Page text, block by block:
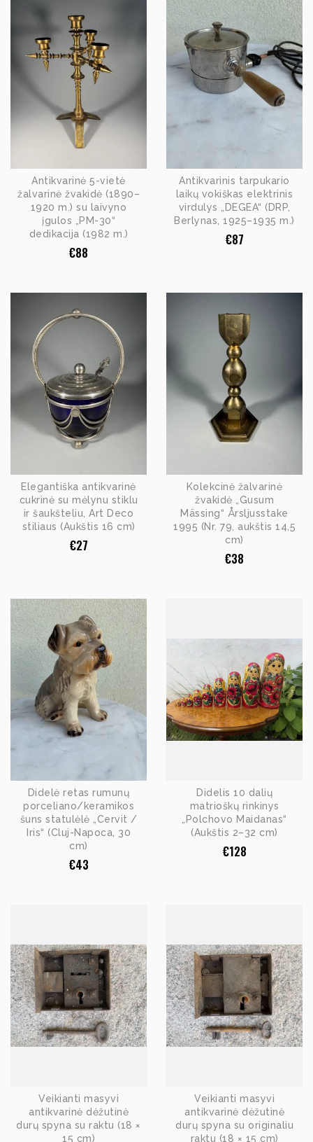
Antikvarinė 5-vietė
žalvarinė žvakidė (1890–
1920 m.) su laivyno
įgulos „PM-30“
dedikacija (1982 m.)
€88
Antikvarinis tarpukario
laikų vokiškas elektrinis
virdulys „DEGEA“ (DRP,
Berlynas, 1925–1935 m.)
€87
Elegantiška antikvarinė
cukrinė su mėlynu stiklu
ir šaukšteliu, Art Deco
stiliaus (Aukštis 16 cm)
€27
Kolekcinė žalvarinė
žvakidė „Gusum
Mässing“ Årsljusstake
1995 (Nr. 79, aukštis 14,5
cm)
€38
Didelė retas rumunų
porceliano/keramikos
šuns statulėlė „Cervit /
Iris“ (Cluj-Napoca, 30
cm)
€43
Didelis 10 dalių
matrioškų rinkinys
„Polchovo Maidanas“
(Aukštis 2–32 cm)
€128
Veikianti masyvi
antikvarinė dėžutinė
durų spyna su raktu (18 ×
15 cm)
Veikianti masyvi
antikvarinė dėžutinė
durų spyna su originaliu
raktu (18 × 15 cm)